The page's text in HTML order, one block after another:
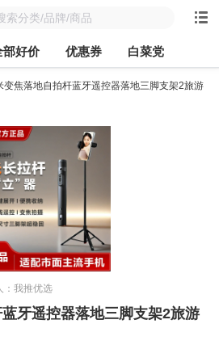
部好价 优惠券 白菜党
变焦落地自拍杆蓝牙遥控器落地三脚支架2旅游
：我推优选
牙遥控器落地三脚支架2旅游